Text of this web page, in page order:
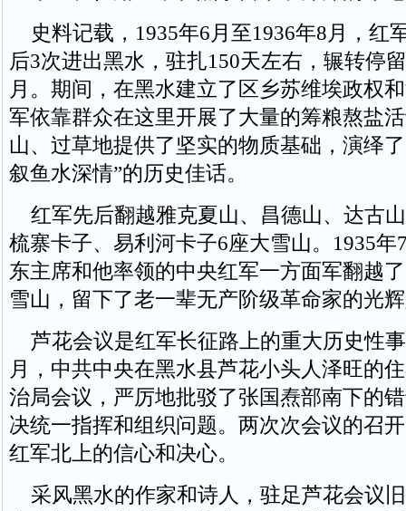
史料记载，1935年6月至1936年8月，红
后3次进出黑水，驻扎150天左右，辗转停
月。期间，在黑水建立了区乡苏维埃政权
军依靠群众在这里开展了大量的筹粮熬盐
山、过草地提供了坚实的物质基础，演绎
叙鱼水深情”的历史佳话。
红军先后翻越雅克夏山、昌德山、达古
梳寨卡子、易利河卡子6座大雪山。1935年
东主席和他率领的中央红军一方面军翻越
雪山，留下了老一辈无产阶级革命家的光
芦花会议是红军长征路上的重大历史性
月，中共中央在黑水县芦花小头人泽旺的
治局会议，严厉地批驳了张国焘部南下的
决统一指挥和组织问题。两次次会议的召
红军北上的信心和决心。
采风黑水的作家和诗人，驻足芦花会议